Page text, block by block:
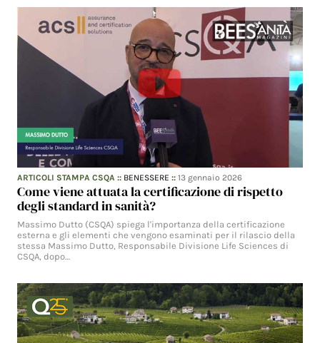
ARTICOLI STAMPA CSQA :: BENESSERE ::13 gennaio 2026
Come viene attuata la certificazione di rispetto
degli standard in sanità?
Massimo Dutto (CSQA) spiega l'importanza della certificazione
esterna e gli elementi che vengono esaminati per il rilascio della
stessa Massimo Dutto, Responsabile Divisione Life Sciences di
CSQA, dopo…